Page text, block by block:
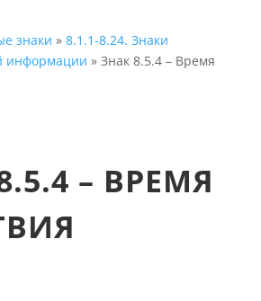
знаки » 8.1.1-8.24. Знаки
информации » Знак 8.5.4 – Время
– ВРЕМЯ